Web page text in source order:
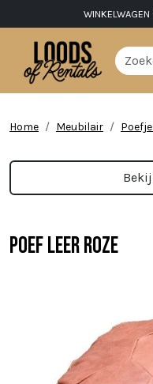
WINKELWAGEN
Home Meubilair
Poef leer roze